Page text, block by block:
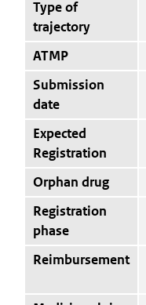
Type of
trajectory
ATMP
Submission
date
Expected
Registration
Orphan drug
Registration
phase
Reimbursement